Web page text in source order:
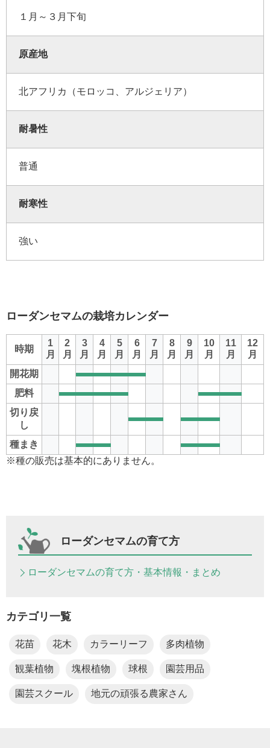
１月～３月下旬
原産地
北アフリカ（モロッコ、アルジェリア）
耐暑性
普通
耐寒性
強い
ローダンセマムの栽培カレンダー
時期
1
月
2
月
3
月
4
月
5
月
6
月
7
月
8
月
9
月
10
月
11
月
12
月
開花期
肥料
切り戻
し
種まき
※種の販売は基本的にありません。
ローダンセマムの育て方
ローダンセマムの育て方・基本情報・まとめ
カテゴリ一覧
花苗 花木 カラーリーフ 多肉植物
観葉植物 塊根植物 球根 園芸用品
園芸スクール 地元の頑張る農家さん